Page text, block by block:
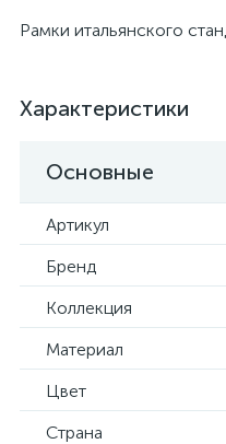
Рамки итальянского
Характеристики
Основные
Артикул
Бренд
Коллекция
Материал
Цвет
Страна